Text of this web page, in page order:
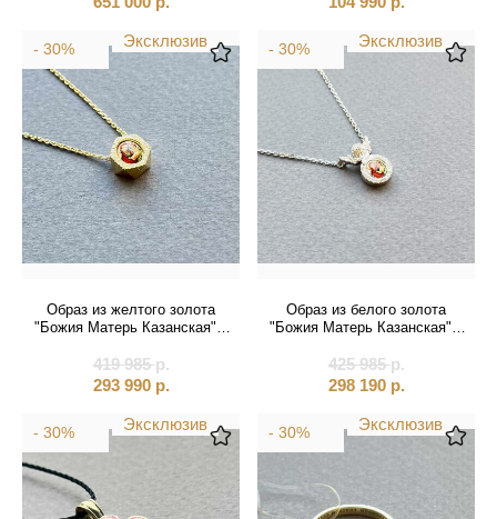
Эксклюзив
- 30%
Образ из желтого золота
"Божия Матерь Казанская" с
(51059)
419 985р.
293 990 р.
Эксклюзив
- 30%
Образ из белого золота
"Божия Матерь Казанская" с
(51069)
425 985р.
298 190 р.
Эксклюзив
- 30% Эксклюзив
- 30%